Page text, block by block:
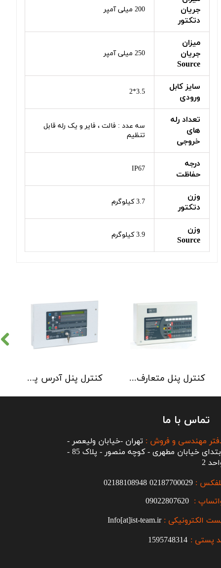
جریان
دتکتور
200 میلی آمپر
میزان
جریان
Source
250 میلی آمپر
سایز کابل
ورودی
3.5*2
تعداد رله
های
خروجی
سه عدد : فالت ، فایر و یک رله قابل
تنظیم
درجه
حفاظت
IP67
وزن
دتکتور
3.7 کیلوگرم
وزن
Source
3.9 کیلوگرم
کنترل پنل آدرس پذیر C-TEC سری XFP دو لوپ 32 زون کنترل پنل متعارف C-TEC سری CFP 8 Zone
تماس با ما
:
02187700029
02188108948
الکترونیکی :Info[at]ist-team.ir
:
مهندسی و فروش : تهران -خیابان ولیعصر -
ابتدای خیابان مطهری - کوچه منصور - پلاک 85 -
2
پستی : 1595748314